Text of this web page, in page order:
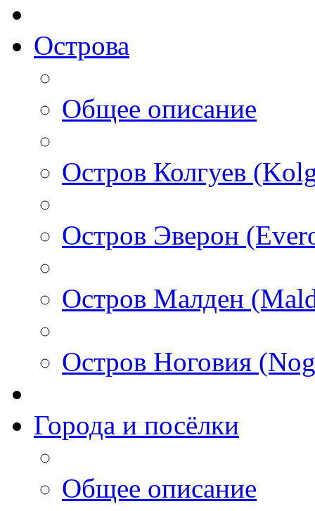
Острова
Общее описание
Остров Колгуев
Остров Эверон
Остров Малден
Остров Ноговия
Города и посёлки
Общее описание